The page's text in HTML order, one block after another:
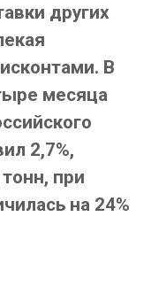
других
В
месяца
2,7%,
при
на 24%